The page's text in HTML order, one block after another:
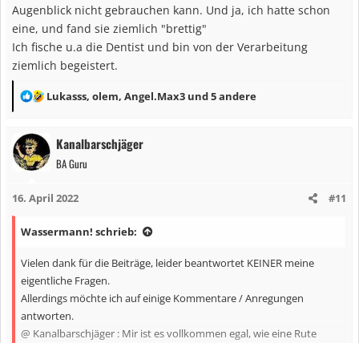
Augenblick nicht gebrauchen kann. Und ja, ich hatte schon
eine, und fand sie ziemlich "brettig"
Ich fische u.a die Dentist und bin von der Verarbeitung
ziemlich begeistert.
R
k
t
o
e
:
Lukasss, olem, Angel.Max3 und 5 andere
Kanalbarschjäger
BA Guru
16. April 2022 #11
Wassermann! schrieb:
Vielen dank für die Beiträge, leider beantwortet KEINER meine
eigentliche Fragen.
Allerdings möchte ich auf einige Kommentare / Anregungen
antworten.
@ Kanalbarschjäger : Mir ist es vollkommen egal, wie eine Rute